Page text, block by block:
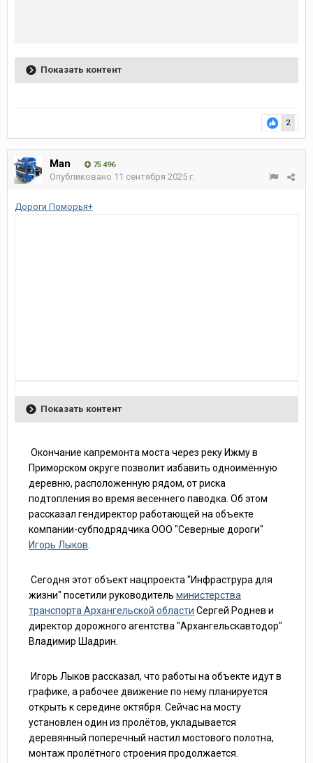
Показать контент
2
Man 75 496
Опубликовано 11 сентября 2025 г.
Дороги Поморья+
Показать контент
Окончание капремонта моста через реку Ижму в
Приморском округе позволит избавить одноимённую
деревню, расположенную рядом, от риска
подтопления во время весеннего паводка. Об этом
рассказал гендиректор работающей на объекте
компании-субподрядчика ООО "Северные дороги"
Игорь Лыков
Сегодня этот объект нацпроекта "Инфраструра для
жизни" посетили руководитель министерства
транспорта Архангельской области Сергей Роднев и
директор дорожного агентства "Архангельскавтодор"
Владимир Шадрин.
Игорь Лыков рассказал, что работы на объекте идут в
графике, а рабочее движение по нему планируется
открыть к середине октября. Сейчас на мосту
установлен один из пролётов, укладывается
деревянный поперечный настил мостового полотна,
монтаж пролётного строения продолжается.